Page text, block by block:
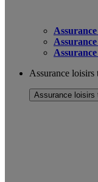
Assurance loisirs
Assurance loisirs